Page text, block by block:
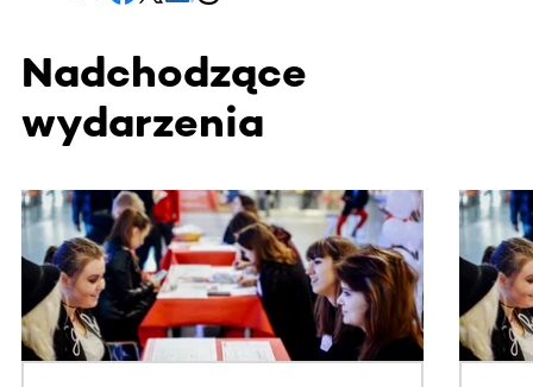
Nadchodzące
wydarzenia
Ta sekcja zawiera treści przewijane w poziomie. Użyj